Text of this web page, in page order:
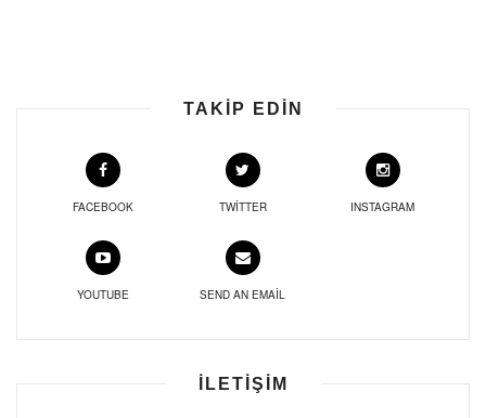
TAKIP EDIN
FACEBOOK TWITTER INSTAGRAM
YOUTUBE SEND AN EMAIL
İLETIŞIM